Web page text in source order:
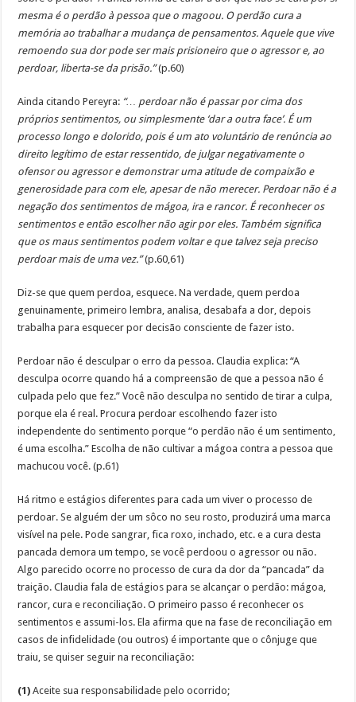
mesma é o perdão à pessoa que o magoou. O perdão cura a
memória ao trabalhar a mudança de pensamentos. Aquele que vive
remoendo sua dor pode ser mais prisioneiro que o agressor e, ao
perdoar, liberta-se da prisão.”(p.60)
Ainda citando Pereyra: “… perdoar não é passar por cima dos
próprios sentimentos, ou simplesmente ‘dar a outra face’. É um
processo longo e dolorido, pois é um ato voluntário de renúncia ao
direito legítimo de estar ressentido, de julgar negativamente o
ofensor ou agressor e demonstrar uma atitude de compaixão e
generosidade para com ele, apesar de não merecer. Perdoar não é a
negação dos sentimentos de mágoa, ira e rancor. É reconhecer os
sentimentos e então escolher não agir por eles. Também significa
que os maus sentimentos podem voltar e que talvez seja preciso
perdoar mais de uma vez.”(p.60,61)
Diz-se que quem perdoa, esquece. Na verdade, quem perdoa
genuinamente, primeiro lembra, analisa, desabafa a dor, depois
trabalha para esquecer por decisão consciente de fazer isto.
Perdoar não é desculpar o erro da pessoa. Claudia explica: “A
desculpa ocorre quando há a compreensão de que a pessoa não é
culpada pelo que fez.” Você não desculpa no sentido de tirar a culpa,
porque ela é real. Procura perdoar escolhendo fazer isto
independente do sentimento porque “o perdão não é um sentimento,
é uma escolha.” Escolha de não cultivar a mágoa contra a pessoa que
machucou você. (p.61)
Há ritmo e estágios diferentes para cada um viver o processo de
perdoar. Se alguém der um sôco no seu rosto, produzirá uma marca
visível na pele. Pode sangrar, fica roxo, inchado, etc. e a cura desta
pancada demora um tempo, se você perdoou o agressor ou não.
Algo parecido ocorre no processo de cura da dor da “pancada” da
traição. Claudia fala de estágios para se alcançar o perdão: mágoa,
rancor, cura e reconciliação. O primeiro passo é reconhecer os
sentimentos e assumi-los. Ela afirma que na fase de reconciliação em
casos de infidelidade (ou outros) é importante que o cônjuge que
traiu, se quiser seguir na reconciliação:
(1) Aceite sua responsabilidade pelo ocorrido;